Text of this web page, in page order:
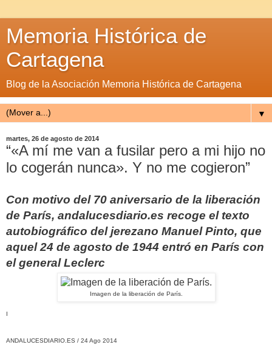
Memoria Histórica de
Cartagena
Blog de la Asociación Memoria Histórica de Cartagena
▼
martes, 26 de agosto de 2014
“«A mí me van a fusilar pero a mi hijo no
lo cogerán nunca». Y no me cogieron”
Con motivo del 70 aniversario de la liberación
de París, andalucesdiario.es recoge el texto
autobiográfico del jerezano Manuel Pinto, que
aquel 24 de agosto de 1944 entró en París con
el general Leclerc
Imagen de la liberación de París.
I
ANDALUCESDIARIO.ES / 24 Ago 2014